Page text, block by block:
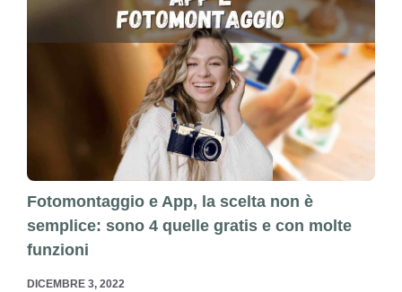
Fotomontaggio e App, la scelta non è
semplice: sono 4 quelle gratis e con molte
funzioni
DICEMBRE 3, 2022